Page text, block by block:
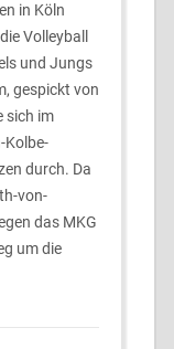
in Köln
Volleyball
und Jungs
gespickt von
sich im
Kolbe-
durch. Da
von-
das MKG
um die